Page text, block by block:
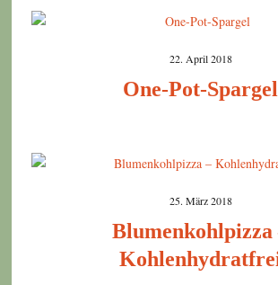
22. April 2018
One-Pot-Spargel
25. März 2018
Blumenkohlpizza